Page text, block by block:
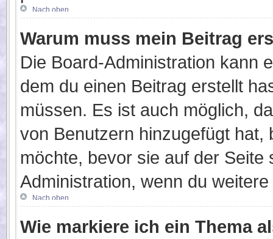
Nach oben
Warum muss mein Beitrag
Die Board-Administration kann
dem du einen Beitrag erstellt
müssen. Es ist auch möglich,
von Benutzern hinzugefügt hat,
möchte, bevor sie auf der
Administration, wenn du
Nach oben
Wie markiere ich ein Thema